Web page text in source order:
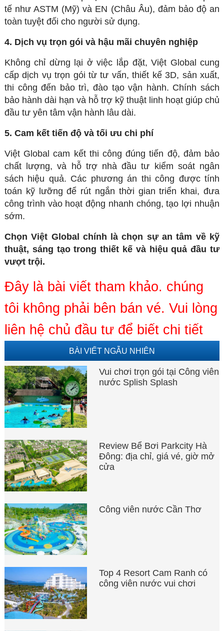
tế như ASTM (Mỹ) và EN (Châu Âu), đảm bảo độ an
toàn tuyệt đối cho người sử dụng.
4. Dịch vụ trọn gói và hậu mãi chuyên nghiệp
Không chỉ dừng lại ở việc lắp đặt, Việt Global cung
cấp dịch vụ trọn gói từ tư vấn, thiết kế 3D, sản xuất,
thi công đến bảo trì, đào tạo vận hành. Chính sách
bảo hành dài hạn và hỗ trợ kỹ thuật linh hoạt giúp chủ
đầu tư yên tâm vận hành lâu dài.
5. Cam kết tiến độ và tối ưu chi phí
Việt Global cam kết thi công đúng tiến độ, đảm bảo
chất lượng, và hỗ trợ nhà đầu tư kiểm soát ngân
sách hiệu quả. Các phương án thi công được tính
toán kỹ lưỡng để rút ngắn thời gian triển khai, đưa
công trình vào hoạt động nhanh chóng, tạo lợi nhuận
sớm.
Chọn Việt Global chính là chọn sự an tâm về kỹ
thuật, sáng tạo trong thiết kế và hiệu quả đầu tư
vượt trội.
Đây là bài viết tham khảo. chúng
tôi không phải bên bán vé. Vui lòng
liên hệ chủ đầu tư để biết chi tiết
BÀI VIẾT NGẪU NHIÊN
Vui chơi trọn gói tại Công viên
nước Splish Splash
Review Bể Bơi Parkcity Hà
Đông: địa chỉ, giá vé, giờ mở
cửa
Công viên nước Cần Thơ
Top 4 Resort Cam Ranh có
công viên nước vui chơi